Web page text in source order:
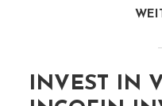
INVEST IN